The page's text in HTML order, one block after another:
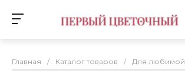
Главная / Каталог товаров / Для любимой